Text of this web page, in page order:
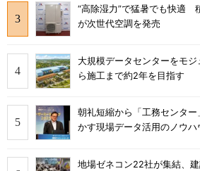
“高除湿力”で猛暑でも快適
が次世代空調を発売
大規模データセンターをモ
ら施工まで約2年を目指す
朝礼短縮から「工務センタ
かす現場データ活用のノウハ
地場ゼネコン22社が集結、